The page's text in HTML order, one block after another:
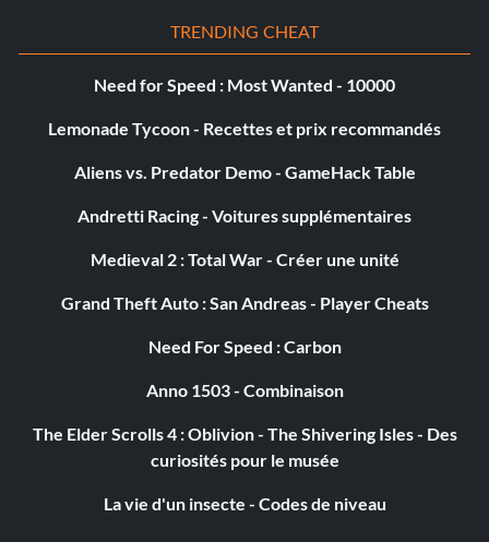
Objectif : Collecter tous les fragments de données sur les
animus.
Craft Maniac (Bronze)
Objectif : Fabriquer 30 bombes.
Escape To New York (Bronze)
Objectif : Terminer la séquence 3 de Desmond.
Objectif : Piller 50 gardes morts à l'aide d'un voleur.
I can see you (Bronze)
TRENDING CHEAT
Need for Speed : Most Wanted - 10000
Lemonade Tycoon - Recettes et prix recommandés
Aliens vs. Predator Demo - GameHack Table
Andretti Racing - Voitures supplémentaires
Medieval 2 : Total War - Créer une unité
Grand Theft Auto : San Andreas - Player Cheats
Need For Speed : Carbon
Anno 1503 - Combinaison
The Elder Scrolls 4 : Oblivion - The Shivering Isles - Des
curiosités pour le musée
La vie d'un insecte - Codes de niveau